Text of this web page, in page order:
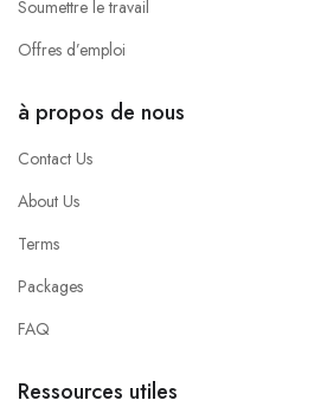
Soumettre le travail
Offres d’emploi
à propos de nous
Contact Us
About Us
Terms
Packages
FAQ
Ressources utiles